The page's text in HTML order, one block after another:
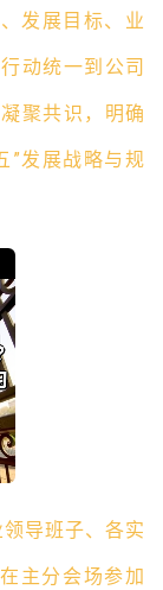
发展目标、业
动统一到公司
聚共识，明确
”发展战略与规
导班子、各实
主分会场参加